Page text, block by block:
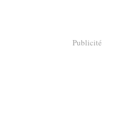
Publicité